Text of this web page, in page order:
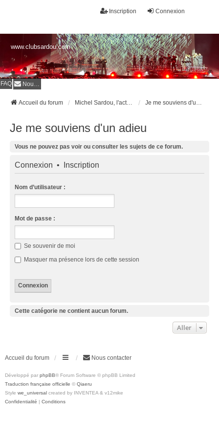
Connexion
Inscription
www.clubsardou.com
FAQ Nous contacter
Accueil du forum Michel Sardou, l'actualité Je me souviens d'un adieu
Je me souviens d'un adieu
Vous ne pouvez pas voir ou consulter les sujets de ce forum.
Connexion • Inscription
Nom d’utilisateur :
Mot de passe :
Se souvenir de moi
Masquer ma présence lors de cette session
Cette catégorie ne contient aucun forum.
Aller
Accueil du forum Nous contacter
Développé par phpBB® Forum Software © phpBB Limited
Traduction française officielle © Qiaeru
Style we_universal created by INVENTEA & v12mike
Confidentialité | Conditions